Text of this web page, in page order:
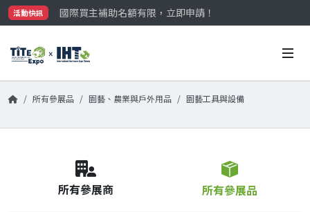
活動快訊
國際買主補助名額有限，立即申請！
參觀門票開放申請中‼️
國際買主補助名額有限，立即申請！
所有參展品 園藝、農業與戶外用品 園藝工具與設備
所有參展商 所有參展品